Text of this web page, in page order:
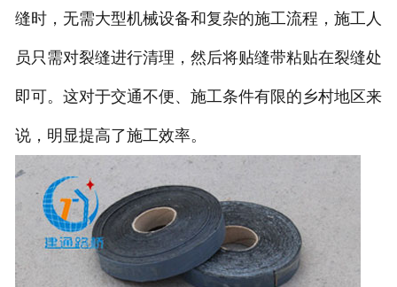
缝时，无需大型机械设备和复杂的施工流程，施工人
员只需对裂缝进行清理，然后将贴缝带粘贴在裂缝处
即可。这对于交通不便、施工条件有限的乡村地区来
说，明显提高了施工效率。